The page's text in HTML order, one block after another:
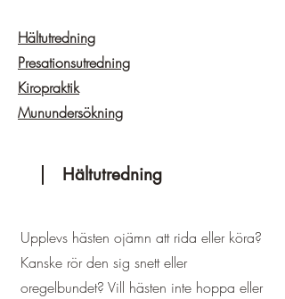
Hältutredning
Presationsutredning
Kiropraktik
Munundersökning
Hältutredning
Upplevs hästen ojämn att rida eller köra?
Kanske rör den sig snett eller
oregelbundet? Vill hästen inte hoppa eller